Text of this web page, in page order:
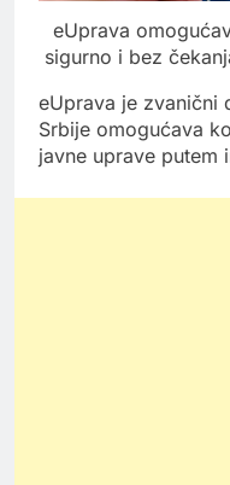
eUprava
sigurno i bez
eUprava je zvanični
Srbije omogućava
javne uprave putem